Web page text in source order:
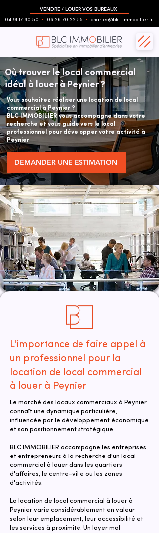
VENDRE / LOUER VOS BUREAUX
04 91 17 90 50 ▪︎ 06 26 70 22 55 ▪︎ charles@blc-immobilier.fr
Où trouver le local commercial
idéal à louer à Peynier ?
Vous souhaitez réaliser une location de local
commercial à Peynier ?
BLC IMMOBILIER vous accompagne dans votre
recherche et vous guide vers le local
professionnel pour développer votre activité à
Peynier
DEMANDER UNE ESTIMATION
L'importance de faire appel à
un professionnel pour la
location de local commercial
à louer à Peynier
Le marché des locaux commerciaux à Peynier
connaît une dynamique particulière,
influencée par le développement économique
et son positionnement stratégique.
BLC IMMOBILIER accompagne les entreprises
et entrepreneurs à la recherche d'un local
commercial à louer dans les quartiers
d'affaires, le centre-ville ou les zones
d'activités.
La location de local commercial à louer à
Peynier varie considérablement en valeur
selon leur emplacement, leur accessibilité et
les services à proximité. Un loyer mal